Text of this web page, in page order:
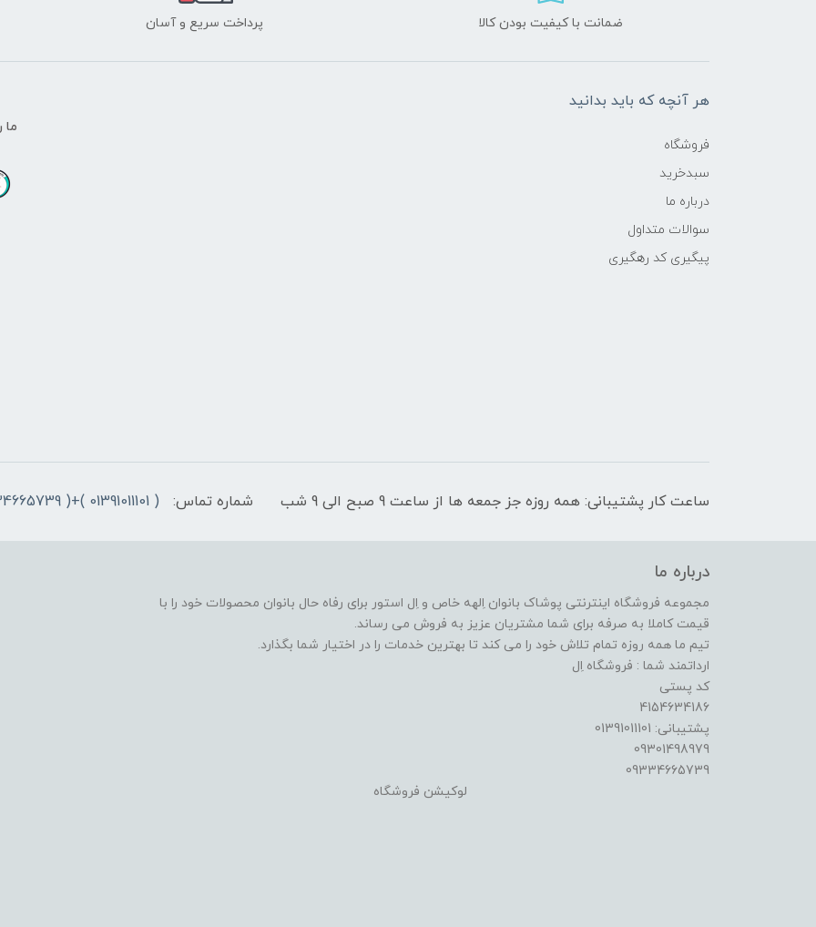
ضمانت با کیفیت بودن کالا پرداخت سریع و آسان
هر آنچه که باید بدانید
فروشگاه
سبدخرید
درباره ما
سوالات متداول
پیگیری کد رهگیری
ما
ساعت کار پشتیبانی: همه روزه جز جمعه ها از ساعت 9 صبح الی 9 شب شماره تماس: ( 01391011101 )+( 09334665739 )+( 09301498979)
درباره ما
مجموعه فروشگاه اینترنتی پوشاک بانوان اِلهه خاص و اِل استور برای رفاه حال بانوان محصولات خود را با
قیمت کاملا به صرفه برای شما مشتریان عزیز به فروش می رساند.
تیم ما همه روزه تمام تلاش خود را می کند تا بهترین خدمات را در اختیار شما بگذارد.
ارداتمند شما : فروشگاه اِل
کد پستی
4154634186
پشتیبانی: 01391011101
09301498979
09334665739
لوکیشن فروشگاه